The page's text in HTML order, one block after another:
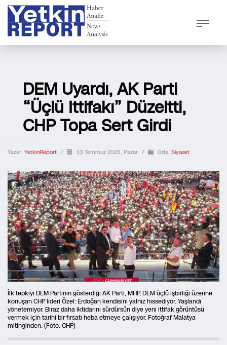
DEM Uyardı, AK Parti
“Üçlü Ittifakı” Düzeltti,
CHP Topa Sert Girdi
Yazar: YetkinReport / 13 Temmuz 2025, Pazar / Oda: Siyaset
İlk tepkiyi DEM Partinin gösterdiği AK Parti, MHP, DEM üçlü işbirliği üzerine
konuşan CHP lideri Özel: Erdoğan kendisini yalnız hissediyor. Yaşlandı
yönetemiyor. Biraz daha iktidarını sürdürsün diye yeni ittifak görüntüsü
vermek için tarihi bir fırsatı heba etmeye çalışıyor. Fotoğraf Malatya
mitinginden. (Foto: CHP)